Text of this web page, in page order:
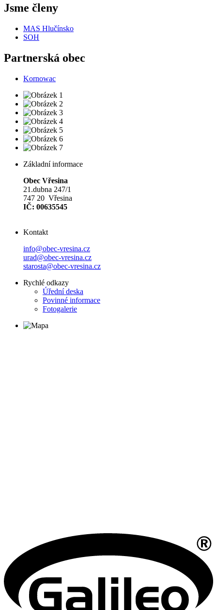
Jsme členy
MAS Hlučínsko
SOH
Partnerská obec
Kornowac
Základní informace
Obec Vřesina
21.dubna 247/1
747 20 Vřesina
IČ: 00635545
Kontakt
info@obec-vresina.cz
urad@obec-vresina.cz
starosta@obec-vresina.cz
Rychlé odkazy
Úřední deska
Povinné informace
Fotogalerie